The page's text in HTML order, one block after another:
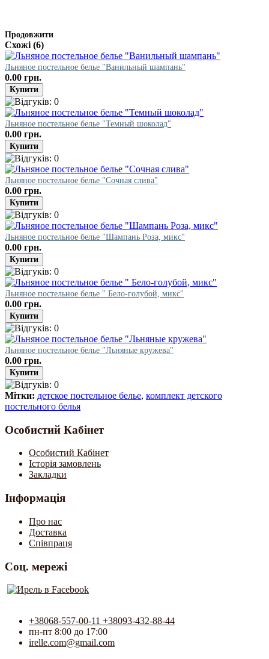
Продовжити
Схожі (6)
Льняное постельное белье "Ванильный шампань"
0.00 грн.
Льняное постельное белье "Темный шоколад"
0.00 грн.
Льняное постельное белье "Сочная слива"
0.00 грн.
Льняное постельное белье "Шампань Роза, микс"
0.00 грн.
Льняное постельное белье " Бело-голубой, микс"
0.00 грн.
Льняное постельное белье "Льняные кружева"
0.00 грн.
Мітки: детское постельное белье, комплект детского
постельного белья
Особистий Кабінет
Особистий Кабінет
Історія замовлень
Закладки
Інформація
Про нас
Доставка
Співпраця
Соц. мережі
+38068-557-00-11 +38093-432-88-44
пн-пт 8:00 до 17:00
irelle.com@gmail.com